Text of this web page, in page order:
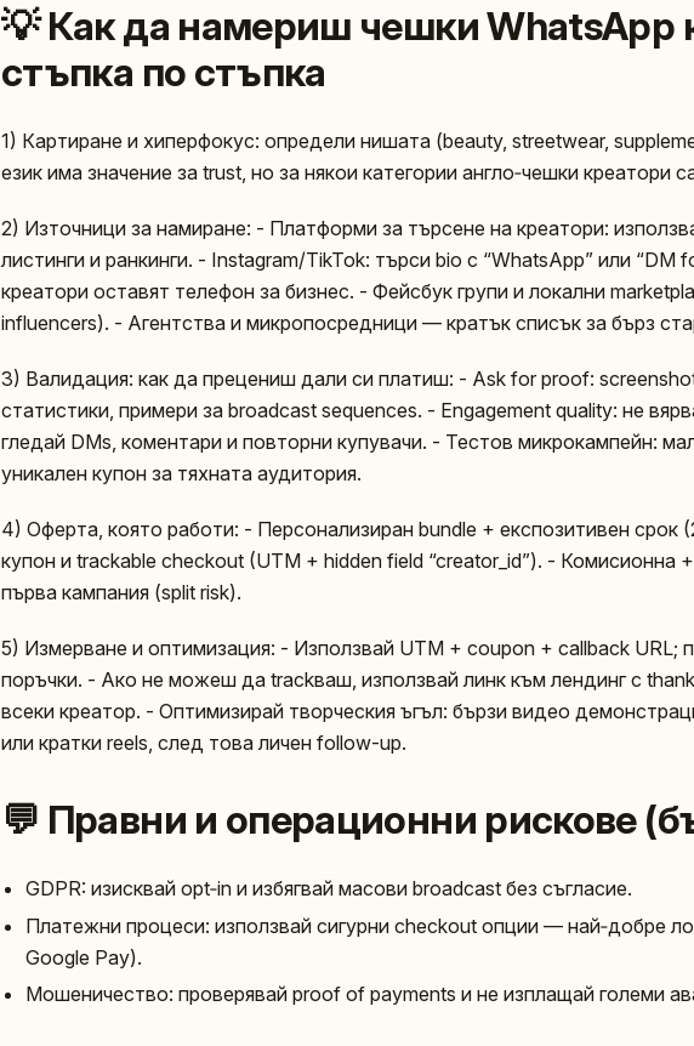
💡 Как да намериш чешки WhatsApp
стъпка по стъпка
1) Картиране и хиперфокус: определи нишата (beauty, streetwear,
език има значение за trust, но за някои категории англо‑чешки креатори
2) Източници за намиране: - Платформи за търсене на креатори:
листинги и ранкинги. - Instagram/TikTok: търси bio с “WhatsApp” или
креатори оставят телефон за бизнес. - Фейсбук групи и локални
influencers). - Агентства и микропосредници — кратък списък за бърз
3) Валидация: как да прецениш дали си платиш: - Ask for proof:
статистики, примери за broadcast sequences. - Engagement quality: не
гледай DMs, коментари и повторни купувачи. - Тестов микрокампейн:
уникален купон за тяхната аудитория.
4) Оферта, която работи: - Персонализиран bundle + експозитивен срок
купон и trackable checkout (UTM + hidden field “creator_id”). - Комисионна
първа кампания (split risk).
5) Измерване и оптимизация: - Използвай UTM + coupon + callback URL;
поръчки. - Ако не можеш да trackваш, използвай линк към лендинг с
всеки креатор. - Оптимизирай творческия ъгъл: бързи видео
или кратки reels, след това личен follow-up.
💬 Правни и операционни рискове
GDPR: изисквай opt‑in и избягвай масови broadcast без съгласие.
Платежни процеси: използвай сигурни checkout опции — най‑добре
Google Pay).
Мошеничество: проверявай proof of payments и не изплащай големи